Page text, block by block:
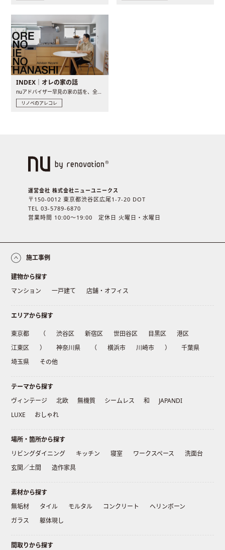
INDEX｜オレの家の話
リノベのアレコレ
運営会社 株式会社ニューユニークス
〒150-0012 東京都渋谷区広尾1-7-20 DOT
TEL 03-5789-6870
営業時間 10:00〜19:00 定休日 火曜日・水曜日
施工事例
建物から探す
マンション
一戸建て 店舗・オフィス
エリアから探す
東京都 （ 渋谷区 新宿区 世田谷区 目黒区
港区
江東区
） 神奈川県 （ 横浜市 川崎市 ）
千葉県
埼玉県
その他
テーマから探す
ヴィンテージ
北欧 無機質 シームレス 和
JAPANDI
LUXE
おしゃれ
場所・箇所から探す
リビングダイニング
キッチン 寝室 ワークスペース
洗面台
玄関／土間
造作家具
素材から探す
無垢材
タイル モルタル コンクリート
ヘリンボーン
ガラス
躯体現し
間取りから探す